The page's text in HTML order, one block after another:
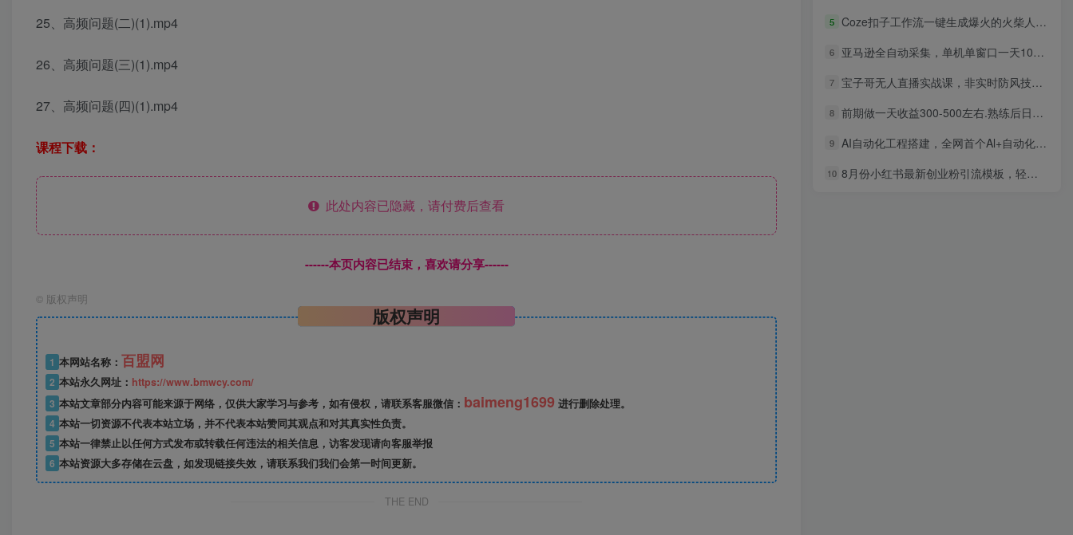
25、高频问题(二)(1).mp4
26、高频问题(三)(1).mp4
27、高频问题(四)(1).mp4
课程下载：
此处内容已隐藏，请付费后查看
------本页内容已结束，喜欢请分享------
© 版权声明
版权声明
1 本网站名称： 百盟网
2 本站永久网址： https://www.bmwcy.com/
3 本站文章部分内容可能来源于网络，仅供大家学习与参考，如有侵权，请联系客服微信： baimeng1699 进行删除处理。
4 本站一切资源不代表本站立场，并不代表本站赞同其观点和对其真实性负责。
5 本站一律禁止以任何方式发布或转载任何违法的相关信息，访客发现请向客服举报
6 本站资源大多存储在云盘，如发现链接失效，请联系我们我们会第一时间更新。
THE END
5 Coze扣子工作流一键生成爆火的火柴人认知觉醒人间清醒视频教程，0基础小白轻松学会搭建
6 亚马逊全自动采集，单机单窗口一天10+，可无限矩阵去做
7 宝子哥无人直播实战课，非实时防风技术，聚焦抖音快手等平台直播带货，轻松开启直播变现之路(更新2026年08月06日)
8 前期做一天收益300-500左右.熟练后日入收益1500-3000比较好上手
9 AI自动化工程搭建，全网首个Al+自动化工程项目实战教学，2个月开发一个属于你的全自动化数字员工，从0到1全栈实战(更新0710)
10 8月份小红书最新创业粉引流模板，轻松日引200+